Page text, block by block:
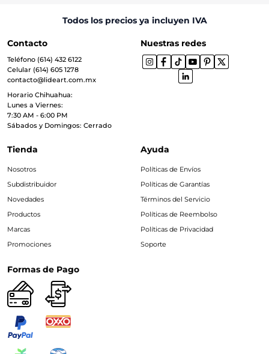
Todos los precios ya incluyen IVA
Contacto
Teléfono (614) 432 6122
Celular (614) 605 1278
contacto@lideart.com.mx
Horario Chihuahua:
Lunes a Viernes:
7:30 AM - 6:00 PM
Sábados y Domingos: Cerrado
Nuestras redes
Tienda
Nosotros
Subdistribuidor
Novedades
Productos
Marcas
Promociones
Ayuda
Políticas de Envíos
Políticas de Garantías
Términos del Servicio
Políticas de Reembolso
Políticas de Privacidad
Soporte
Formas de Pago